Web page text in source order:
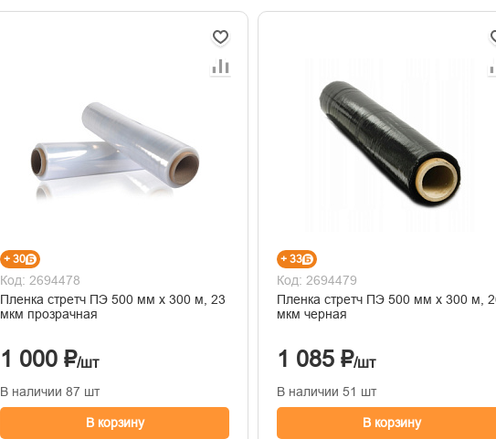
+ 30
Код: 2694478
Пленка стретч ПЭ 500 мм х 300 м, 23
мкм прозрачная
1 000 ₽/шт
В наличии 87 шт
В корзину
+ 33
Код: 2694479
Пленка стретч ПЭ 500 мм х 300 м, 20
мкм черная
1 085 ₽/шт
В наличии 51 шт
В корзину